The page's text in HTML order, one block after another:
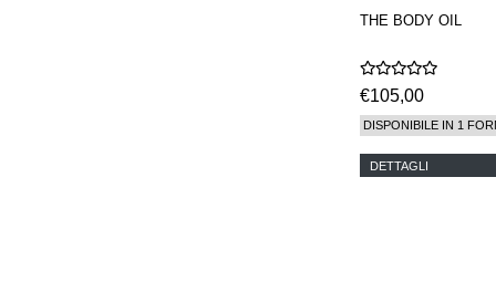
THE BODY OIL
€105,00
DISPONIBILE IN 1
DETTAGLI